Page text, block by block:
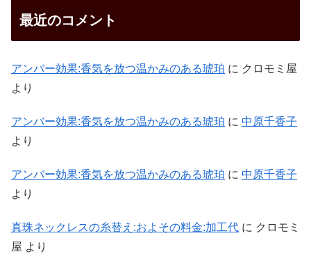
最近のコメント
アンバー効果:香気を放つ温かみのある琥珀 に クロモミ屋
より
アンバー効果:香気を放つ温かみのある琥珀 に 中原千香子
より
アンバー効果:香気を放つ温かみのある琥珀 に 中原千香子
より
真珠ネックレスの糸替え:およその料金:加工代 に クロモミ
屋 より